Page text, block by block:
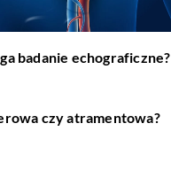
badanie echograficzne?
czy atramentowa?